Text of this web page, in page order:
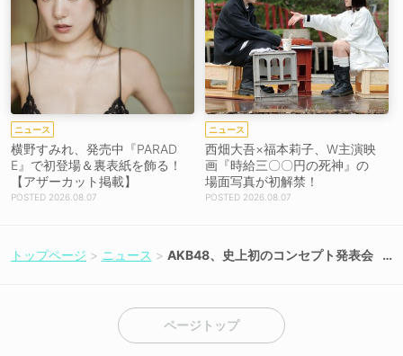
ニュース
横野すみれ、発売中『PARAD
E』で初登場＆裏表紙を飾る！
【アザーカット掲載】
2026.08.07
ニュース
西畑大吾×福本莉子、W主演映
画『時給三〇〇円の死神』の
場面写真が初解禁！
2026.08.07
トップページ ニュース
AKB48、史上初のコンセプト発表会
ページトップ